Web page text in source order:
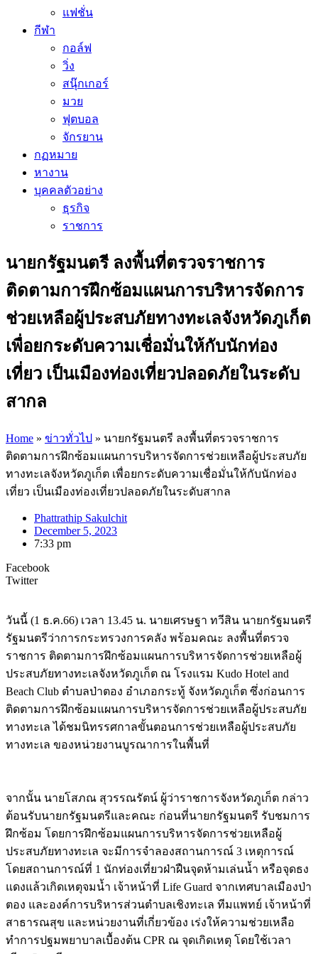
แฟชั่น
กีฬา
กอล์ฟ
วิ่ง
สนุ๊กเกอร์
มวย
ฟุตบอล
จักรยาน
กฏหมาย
หางาน
บุคคลตัวอย่าง
ธุรกิจ
ราชการ
นายกรัฐมนตรี ลงพื้นที่ตรวจราชการ
ติดตามการฝึกซ้อมแผนการบริหารจัดการ
ช่วยเหลือผู้ประสบภัยทางทะเลจังหวัดภูเก็ต
เพื่อยกระดับความเชื่อมั่นให้กับนักท่อง
เที่ยว เป็นเมืองท่องเที่ยวปลอดภัยในระดับ
สากล
Home » ข่าวทั่วไป » นายกรัฐมนตรี ลงพื้นที่ตรวจราชการ
ติดตามการฝึกซ้อมแผนการบริหารจัดการช่วยเหลือผู้ประสบภัย
ทางทะเลจังหวัดภูเก็ต เพื่อยกระดับความเชื่อมั่นให้กับนักท่อง
เที่ยว เป็นเมืองท่องเที่ยวปลอดภัยในระดับสากล
Phattrathip Sakulchit
December 5, 2023
7:33 pm
Facebook
Twitter
วันนี้ (1 ธ.ค.66) เวลา 13.45 น. นายเศรษฐา ทวีสิน นายกรัฐมนตรี
รัฐมนตรีว่าการกระทรวงการคลัง พร้อมคณะ ลงพื้นที่ตรวจ
ราชการ ติดตามการฝึกซ้อมแผนการบริหารจัดการช่วยเหลือผู้
ประสบภัยทางทะเลจังหวัดภูเก็ต ณ โรงแรม Kudo Hotel and
Beach Club ตำบลป่าตอง อำเภอกระทู้ จังหวัดภูเก็ต ซึ่งก่อนการ
ติดตามการฝึกซ้อมแผนการบริหารจัดการช่วยเหลือผู้ประสบภัย
ทางทะเล ได้ชมนิทรรศกาลขั้นตอนการช่วยเหลือผู้ประสบภัย
ทางทะเล ของหน่วยงานบูรณาการในพื้นที่
จากนั้น นายโสภณ สุวรรณรัตน์ ผู้ว่าราชการจังหวัดภูเก็ต กล่าว
ต้อนรับนายกรัฐมนตรีและคณะ ก่อนที่นายกรัฐมนตรี รับชมการ
ฝึกซ้อม โดยการฝึกซ้อมแผนการบริหารจัดการช่วยเหลือผู้
ประสบภัยทางทะเล จะมีการจำลองสถานการณ์ 3 เหตุการณ์
โดยสถานการณ์ที่ 1 นักท่องเที่ยวฝ่าฝืนจุดห้ามเล่นน้ำ หรือจุดธง
แดงแล้วเกิดเหตุจมน้ำ เจ้าหน้าที่ Life Guard จากเทศบาลเมืองป่า
ตอง และองค์การบริหารส่วนตำบลเชิงทะเล ทีมแพทย์ เจ้าหน้าที่
สาธารณสุข และหน่วยงานที่เกี่ยวข้อง เร่งให้ความช่วยเหลือ
ทำการปฐมพยาบาลเบื้องต้น CPR ณ จุดเกิดเหตุ โดยใช้เวลา